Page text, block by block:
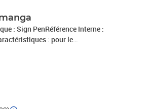
: Sign PenRéférence Interne :
: pour le
par notre entrepot Lyonnais